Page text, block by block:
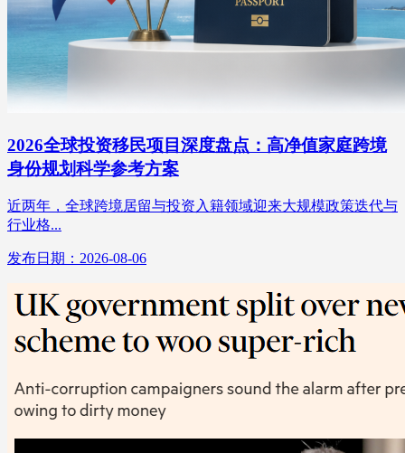
2026全球投资移民项目深度盘点：高净值家庭跨境
身份规划科学参考方案
近两年，全球跨境居留与投资入籍领域迎来大规模政策迭代与
行业格...
发布日期：2026-08-06